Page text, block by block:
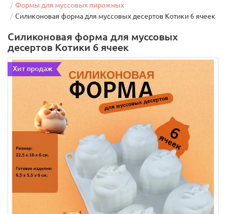
Формы для муссовых пирожных
Силиконовая форма для муссовых десертов Котики 6 ячеек
Силиконовая форма для муссовых
десертов Котики 6 ячеек
Хит продаж